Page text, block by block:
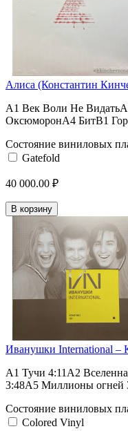
Алиса (Константин
A1 Век Воли Не
ОксюморонA4 БитB1
Состояние виниловых
Gatefold
40 000.00 ₽
В корзину
Иванушки International –
A1 Тучи 4:11A2
3:48A5 Миллионы огней
Состояние виниловых
Colored Vinyl